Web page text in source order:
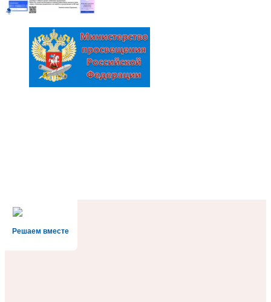
Решаем вместе